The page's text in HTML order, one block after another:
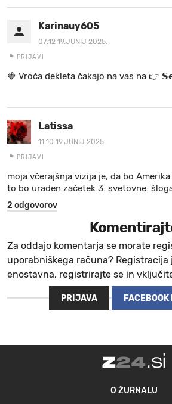
Karinauy605
07:12 19.JUNIJ 2025.
PRIJAVI
🍓 Vr oč a d e k le ta ča ka jo na va s n a 👉
Latissa
11:10 19.JUNIJ 2025.
PRIJAVI
moja včerajšnja vizija je, da bo
to bo uraden začetek 3. svetovne.
2 odgovorov
Za oddajo komentarja se morate
uporabniškega računa? Registracija
enostavna, registrirajte se in
PRIJAVA
O ŽURNALU